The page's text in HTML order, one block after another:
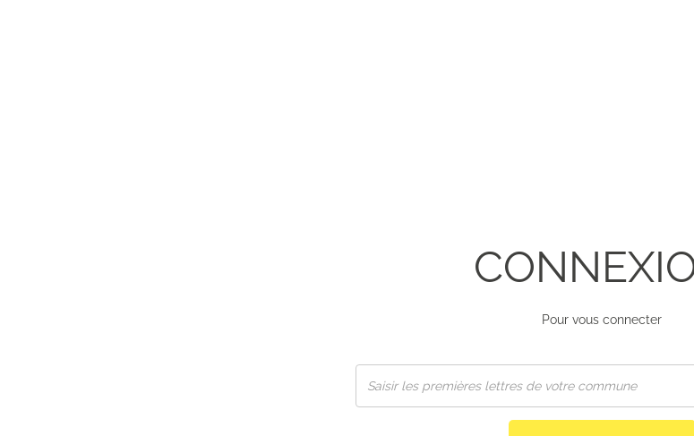
Pour vous connecter